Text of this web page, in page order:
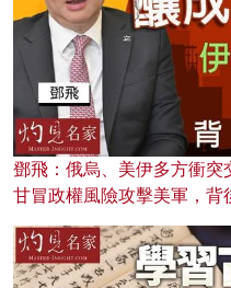
鄧飛：俄烏、美伊多方衝突
甘冒政權風險攻擊美軍，背